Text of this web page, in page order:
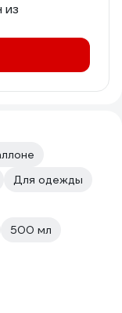
из
Для одежды
500 мл